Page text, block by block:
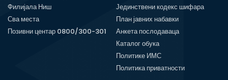
Филијала Ниш
Сва места
Позивни центар 0800/300-301
Јединствени кодекс шифара
План јавних набавки
Анкета послодаваца
Каталог обука
Политике ИМС
Политика приватности